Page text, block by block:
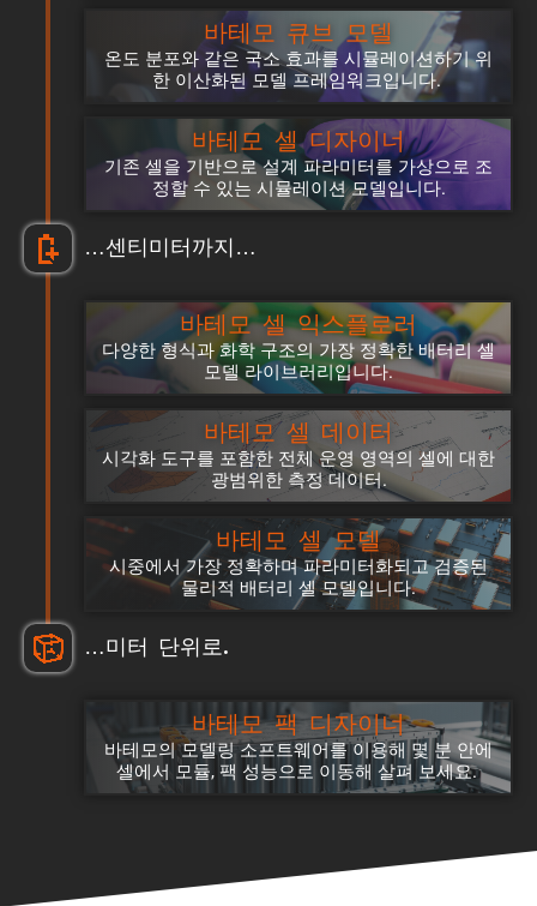
바테모 큐브 모델
온도 분포와 같은 국소 효과를 시뮬레이션하기 위
한 이산화된 모델 프레임워크입니다.
바테모 셀 디자이너
기존 셀을 기반으로 설계 파라미터를 가상으로 조
정할 수 있는 시뮬레이션 모델입니다.
…센티미터까지…
바테모 셀 익스플로러
다양한 형식과 화학 구조의 가장 정확한 배터리 셀
모델 라이브러리입니다.
바테모 셀 데이터
시각화 도구를 포함한 전체 운영 영역의 셀에 대한
광범위한 측정 데이터.
바테모 셀 모델
시중에서 가장 정확하며 파라미터화되고 검증된
물리적 배터리 셀 모델입니다.
…미터 단위로.
바테모 팩 디자이너
바테모의 모델링 소프트웨어를 이용해 몇 분 안에
셀에서 모듈, 팩 성능으로 이동해 살펴 보세요.